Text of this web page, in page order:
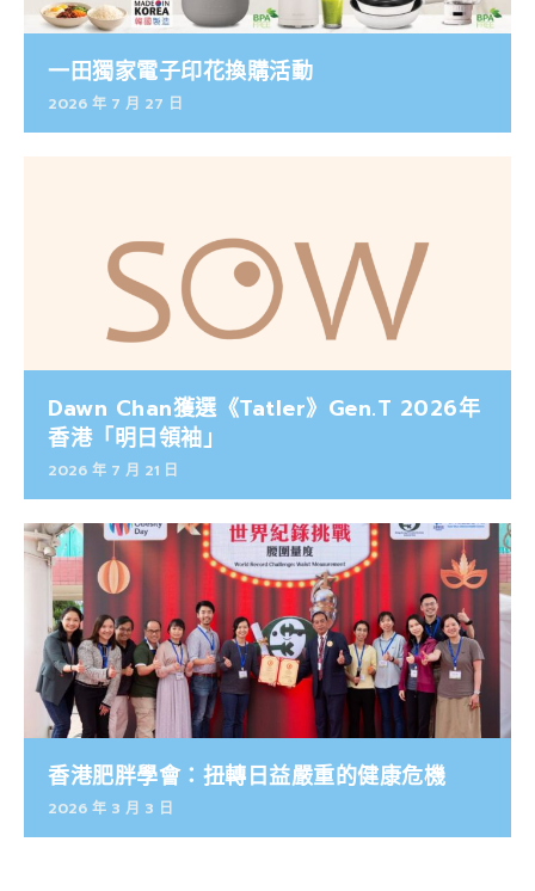
一田獨家電子印花換購活動
2026 年 7 月 27 日
Dawn Chan獲選《Tatler》Gen.T 2026年
香港「明日領袖」
2026 年 7 月 21 日
香港肥胖學會：扭轉日益嚴重的健康危機
2026 年 3 月 3 日